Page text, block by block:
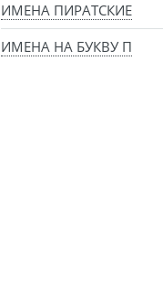
ИМЕНА ПИРАТСКИЕ
ИМЕНА НА БУКВУ П